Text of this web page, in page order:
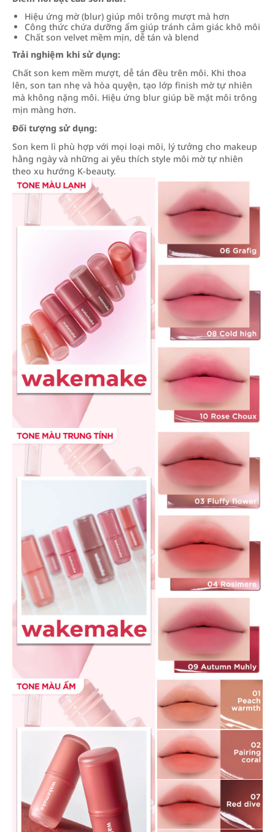
Hiệu ứng mờ (blur) giúp môi trông mượt mà hơn
Công thức chứa dưỡng ẩm giúp tránh cảm giác khô môi
Chất son velvet mềm mịn, dễ tán và blend
Trải nghiệm khi sử dụng:
Chất son kem mềm mượt, dễ tán đều trên môi. Khi thoa
lên, son tan nhẹ và hòa quyện, tạo lớp finish mờ tự nhiên
mà không nặng môi. Hiệu ứng blur giúp bề mặt môi trông
mịn màng hơn.
Đối tượng sử dụng:
Son kem lì phù hợp với mọi loại môi, lý tưởng cho makeup
hằng ngày và những ai yêu thích style môi mờ tự nhiên
theo xu hướng K-beauty.